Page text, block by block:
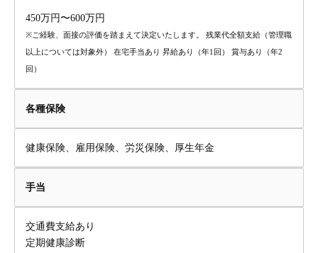
450万円〜600万円
※ご経験、面接の評価を踏まえて決定いたします。 残業代全額支給（管理職
以上については対象外） 在宅手当あり 昇給あり（年1回） 賞与あり（年2
回）
各種保険
健康保険、雇用保険、労災保険、厚生年金
手当
交通費支給あり
定期健康診断